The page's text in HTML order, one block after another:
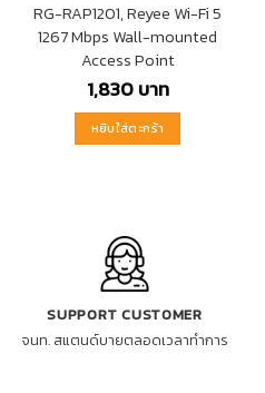
RG-RAP1201, Reyee Wi-Fi 5
1267 Mbps Wall-mounted
Access Point
1,830บาท
หยิบใส่ตะกร้า
SUPPORT CUSTOMER
จนท. สแตนด์บายตลอดเวลาทำการ